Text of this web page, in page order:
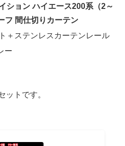
ション ハイエース200系（2～
フ 間仕切りカーテン
＋ステンレスカーテンレール
ー
ットです。